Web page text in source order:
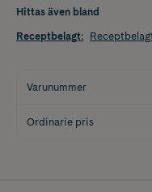
Hittas även bland
Receptbelagt:
Varunummer
Ordinarie pris